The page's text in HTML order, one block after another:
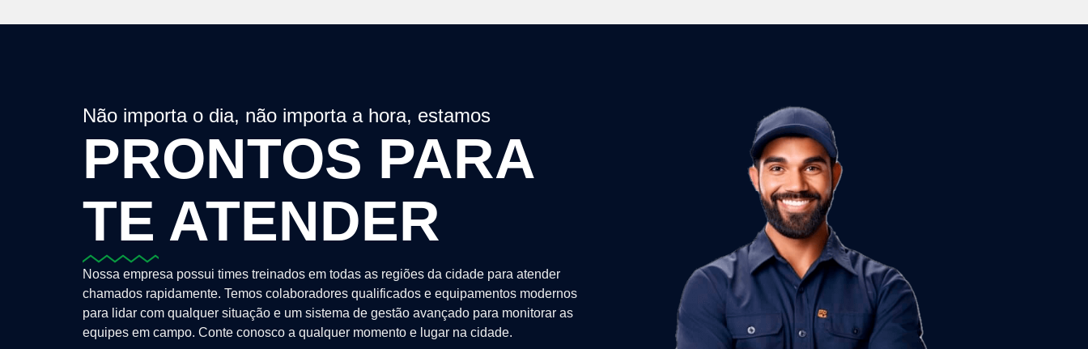
Não importa o dia, não importa a hora, estamos
PRONTOS PARA
TE ATENDER
Nossa empresa possui times treinados em todas as regiões da cidade para atender
chamados rapidamente. Temos colaboradores qualificados e equipamentos modernos
para lidar com qualquer situação e um sistema de gestão avançado para monitorar as
equipes em campo. Conte conosco a qualquer momento e lugar na cidade.